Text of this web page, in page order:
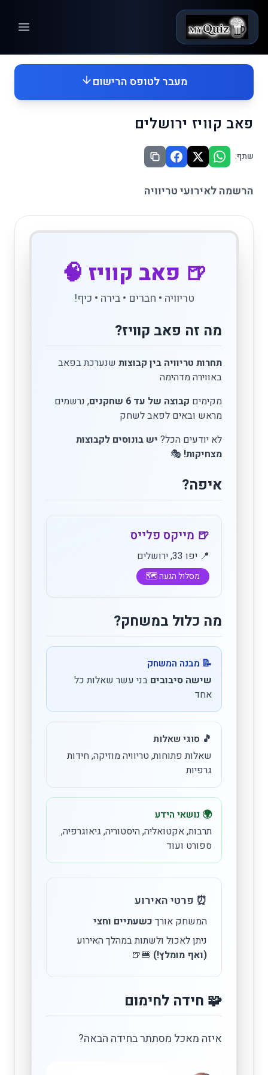
מעבר לטופס הרישום
פאב קוויז ירושלים
שתף:
הרשמה לאירועי טריוויה
🍺 פאב קוויז 🧠
טריוויה • חברים • בירה • כיף!
מה זה פאב קוויז?
תחרות טריוויה בין קבוצות שנערכת בפאב
באווירה מדהימה
מקימים קבוצה של עד 6 שחקנים
, נרשמים
מראש ובאים לפאב לשחק
לא יודעים הכל? יש בונוסים לקבוצות
מצחיקות! 🎭
איפה?
🍺 מייקס פלייס
📍 יפו 33, ירושלים
מסלול הגעה 🗺️
מה כלול במשחק?
📝 מבנה המשחק
שישה סיבובים בני עשר שאלות כל
אחד
🎵 סוגי שאלות
שאלות פתוחות, טריוויה מוזיקה, חידות
גרפיות
🌍 נושאי הידע
תרבות, אקטואליה, היסטוריה, גיאוגרפיה,
ספורט ועוד
⏰ פרטי האירוע
המשחק אורך כשעתיים וחצי
ניתן לאכול ולשתות במהלך האירוע
(ואף מומלץ!) 🍔🍺
🧩 חידה לחימום
איזה מאכל מסתתר בחידה הבאה?